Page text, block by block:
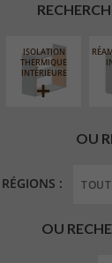
ISOLATION
THERMIQUE
INTÉRIEURE
OU
RÉGIONS :
OU